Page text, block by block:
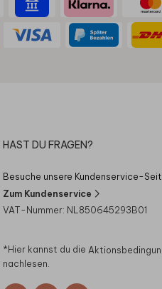
HAST DU FRAGEN?
Besuche unsere Kundenservice-
Zum Kundenservice
VAT-Nummer: NL850645293B01
*Hier kannst du die
nachlesen.